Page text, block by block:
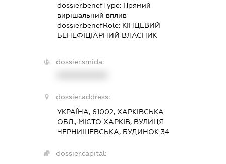
dossier.benefType: Прямий
вирішальний вплив
dossier.benefRole: КІНЦЕВИЙ
БЕНЕФІЦІАРНИЙ ВЛАСНИК
dossier.smida:
dossier.address:
УКРАЇНА, 61002, ХАРКІВСЬКА
ОБЛ., МІСТО ХАРКІВ, ВУЛИЦЯ
ЧЕРНИШЕВСЬКА, БУДИНОК 34
dossier.capital: